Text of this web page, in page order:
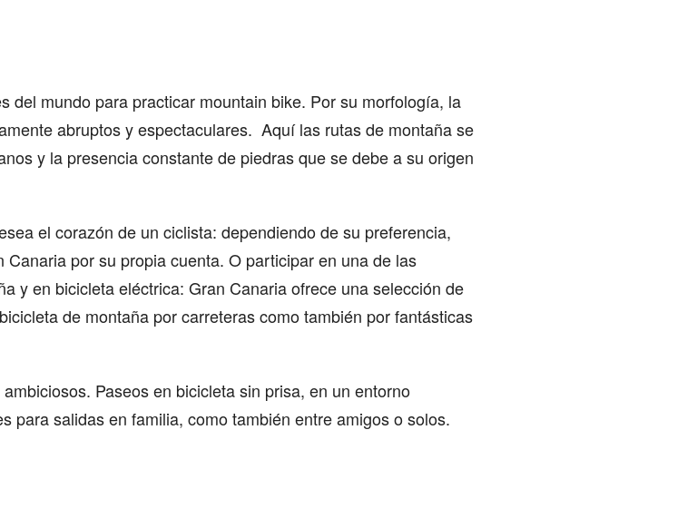
del mundo para practicar mountain bike. Por su morfología, la
abruptos y espectaculares. Aquí las rutas de montaña se
y la presencia constante de piedras que se debe a su origen
el corazón de un ciclista: dependiendo de su preferencia,
por su propia cuenta. O participar en una de las
y en bicicleta eléctrica: Gran Canaria ofrece una selección de
de montaña por carreteras como también por fantásticas
Paseos en bicicleta sin prisa, en un entorno
para salidas en familia, como también entre amigos o solos.